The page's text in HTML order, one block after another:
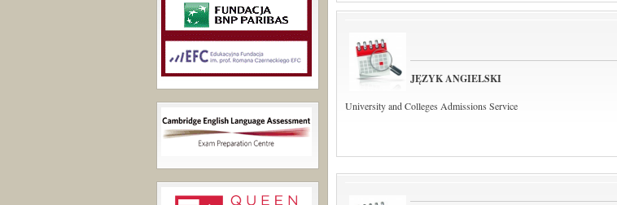
JĘZYK ANGIELSKI
University and Colleges Admissions Service